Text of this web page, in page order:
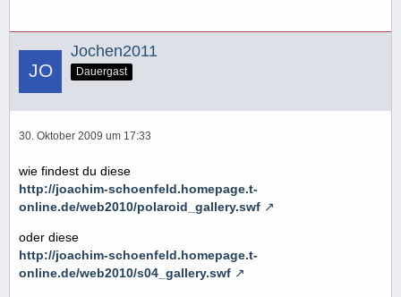
Jochen2011
Dauergast
30. Oktober 2009 um 17:33
wie findest du diese
http://joachim-schoenfeld.homepage.t-
online.de/web2010/polaroid_gallery.swf
oder diese
http://joachim-schoenfeld.homepage.t-
online.de/web2010/s04_gallery.swf